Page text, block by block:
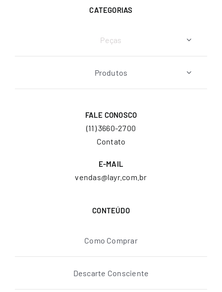
CATEGORIAS
Peças
Produtos
FALE CONOSCO
(11) 3660-2700
Contato
E-MAIL
vendas@layr.com.br
CONTEÚDO
Como Comprar
Descarte Consciente